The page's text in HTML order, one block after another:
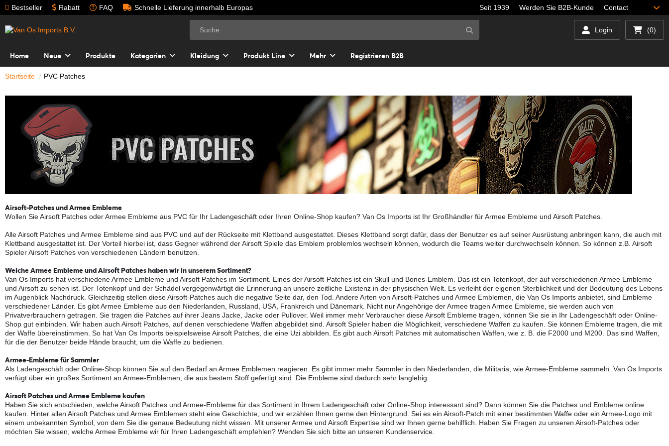
Bestseller Rabatt FAQ Schnelle Lieferung innerhalb Europas Seit 1939 Werden Sie B2B-Kunde Contact
Login (0)
Home Neue Produkte Kategorien Kleidung Produkt Line Mehr Registrieren B2B
Startseite PVC Patches
Airsoft-Patches und Armee Embleme
Wollen Sie Airsoft Patches oder Armee Embleme aus PVC für Ihr Ladengeschäft oder Ihren Online-Shop kaufen? Van Os Imports ist Ihr Großhändler für Armee Embleme und Airsoft Patches.
Alle Airsoft Patches und Armee Embleme sind aus PVC und auf der Rückseite mit Klettband ausgestattet. Dieses Klettband sorgt dafür, dass der Benutzer es auf seiner Ausrüstung anbringen kann, die auch mit
Klettband ausgestattet ist. Der Vorteil hierbei ist, dass Gegner während der Airsoft Spiele das Emblem problemlos wechseln können, wodurch die Teams weiter durchwechseln können. So können z.B. Airsoft
Spieler Airsoft Patches von verschiedenen Ländern benutzen.
Welche Armee Embleme und Airsoft Patches haben wir in unserem Sortiment?
Van Os Imports hat verschiedene Armee Embleme und Airsoft Patches im Sortiment. Eines der Airsoft-Patches ist ein Skull und Bones-Emblem. Das ist ein Totenkopf, der auf verschiedenen Armee Embleme
und Airsoft zu sehen ist. Der Totenkopf und der Schädel vergegenwärtigt die Erinnerung an unsere zeitliche Existenz in der physischen Welt. Es verleiht der eigenen Sterblichkeit und der Bedeutung des Lebens
im Augenblick Nachdruck. Gleichzeitig stellen diese Airsoft-Patches auch die negative Seite dar, den Tod. Andere Arten von Airsoft-Patches und Armee Emblemen, die Van Os Imports anbietet, sind Embleme
verschiedener Länder. Es gibt Armee Embleme aus den Niederlanden, Russland, USA, Frankreich und Dänemark. Nicht nur Angehörige der Armee tragen Armee Embleme, sie werden auch von
Privatverbrauchern getragen. Sie tragen die Patches auf ihrer Jeans Jacke, Jacke oder Pullover. Weil immer mehr Verbraucher diese Airsoft Embleme tragen, können Sie sie in Ihr Ladengeschäft oder Online-
Shop gut einbinden. Wir haben auch Airsoft Patches, auf denen verschiedene Waffen abgebildet sind. Airsoft Spieler haben die Möglichkeit, verschiedene Waffen zu kaufen. Sie können Embleme tragen, die mit
der Waffe übereinstimmen. So hat Van Os Imports beispielsweise Airsoft Patches, die eine Uzi abbilden. Es gibt auch Airsoft Patches mit automatischen Waffen, wie z. B. die F2000 und M200. Das sind Waffen,
für die der Benutzer beide Hände braucht, um die Waffe zu bedienen.
Armee-Embleme für Sammler
Als Ladengeschäft oder Online-Shop können Sie auf den Bedarf an Armee Emblemen reagieren. Es gibt immer mehr Sammler in den Niederlanden, die Militaria, wie Armee-Embleme sammeln. Van Os Imports
verfügt über ein großes Sortiment an Armee-Emblemen, die aus bestem Stoff gefertigt sind. Die Embleme sind dadurch sehr langlebig.
Airsoft Patches und Armee Embleme kaufen
Haben Sie sich entschieden, welche Airsoft Patches und Armee-Embleme für das Sortiment in Ihrem Ladengeschäft oder Online-Shop interessant sind? Dann können Sie die Patches und Embleme online
kaufen. Hinter allen Airsoft Patches und Armee Emblemen steht eine Geschichte, und wir erzählen Ihnen gerne den Hintergrund. Sei es ein Airsoft-Patch mit einer bestimmten Waffe oder ein Armee-Logo mit
einem unbekannten Symbol, von dem Sie die genaue Bedeutung nicht wissen. Mit unserer Armee und Airsoft Expertise sind wir Ihnen gerne behilflich. Haben Sie Fragen zu unseren Airsoft-Patches oder
möchten Sie wissen, welche Armee Embleme wir für Ihren Ladengeschäft empfehlen? Wenden Sie sich bitte an unseren Kundenservice.